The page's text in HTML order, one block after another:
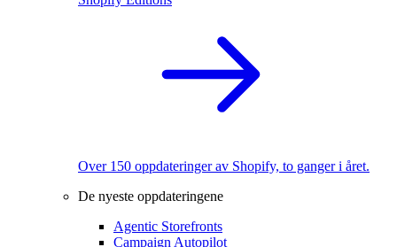
Over 150 oppdateringer av Shopify, to ganger i året.
De nyeste oppdateringene
Agentic Storefronts
Campaign Autopilot